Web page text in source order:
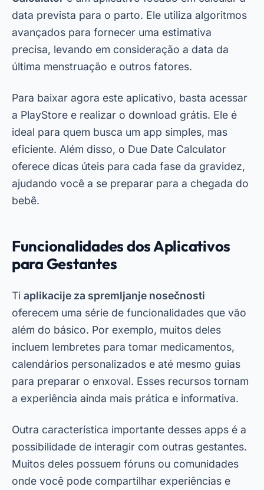
possibilidade de interagir com outras gestantes.
Muitos deles possuem fóruns ou comunidades
onde você pode compartilhar experiências e
tirar dúvidas. Dessa forma, além de monitorar a
gravidez, você também pode se conectar com
Zaključek
Skratka,apps de gravidezsão ferramentas
indispensáveis para qualquer gestante que
deseja acompanhar o desenvolvimento do bebê
de forma prática e informativa. Com opções
Sprout Pregnancy, você terá acesso a recursos
valiosos que facilitam essa jornada.
Portanto, não deixe de baixar grátis esses